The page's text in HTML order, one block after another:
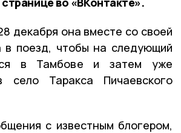
декабря она вместе со своей
в поезд, чтобы на следующий
в Тамбове и затем уже
село Таракса Пичаевского
с известным блогером,